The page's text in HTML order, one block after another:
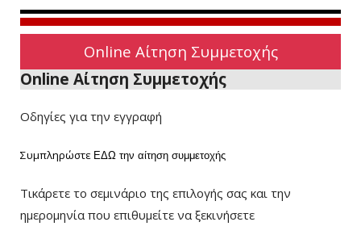
Online Αίτηση Συμμετοχής
Online Αίτηση Συμμετοχής
Οδηγίες για την εγγραφή
Συμπληρώστε ΕΔΩ την αίτηση συμμετοχής
Τικάρετε το σεμινάριο της επιλογής σας και την
ημερομηνία που επιθυμείτε να ξεκινήσετε